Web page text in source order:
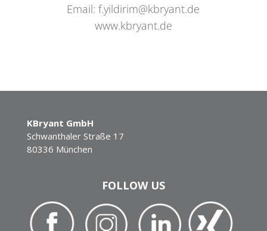
Email: f.yildirim@kbryant.de
www.kbryant.de
KBryant GmbH
Schwanthaler Straße 17
80336 München
FOLLOW US